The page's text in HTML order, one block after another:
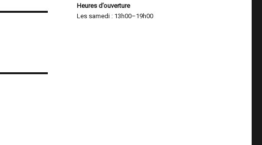
Heures d’ouverture
Les samedi : 13h00–19h00